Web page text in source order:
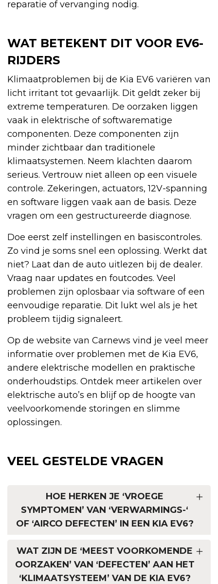
reparatie of vervanging nodig.
WAT BETEKENT DIT VOOR EV6-
RIJDERS
Klimaatproblemen bij de Kia EV6 variëren van
licht irritant tot gevaarlijk. Dit geldt zeker bij
extreme temperaturen. De oorzaken liggen
vaak in elektrische of softwarematige
componenten. Deze componenten zijn
minder zichtbaar dan traditionele
klimaatsystemen. Neem klachten daarom
serieus. Vertrouw niet alleen op een visuele
controle. Zekeringen, actuators, 12V-spanning
en software liggen vaak aan de basis. Deze
vragen om een gestructureerde diagnose.
Doe eerst zelf instellingen en basiscontroles.
Zo vind je soms snel een oplossing. Werkt dat
niet? Laat dan de auto uitlezen bij de dealer.
Vraag naar updates en foutcodes. Veel
problemen zijn oplosbaar via software of een
eenvoudige reparatie. Dit lukt wel als je het
probleem tijdig signaleert.
Op de website van Carnews vind je veel meer
informatie over problemen met de Kia EV6,
andere elektrische modellen en praktische
onderhoudstips. Ontdek meer artikelen over
elektrische auto’s en blijf op de hoogte van
veelvoorkomende storingen en slimme
oplossingen.
VEEL GESTELDE VRAGEN
HOE HERKEN JE ‘VROEGE
SYMPTOMEN’ VAN ‘VERWARMINGS-‘
OF ‘AIRCO DEFECTEN’ IN EEN KIA EV6?
WAT ZIJN DE ‘MEEST VOORKOMENDE
OORZAKEN’ VAN ‘DEFECTEN’ AAN HET
‘KLIMAATSYSTEEM’ VAN DE KIA EV6?